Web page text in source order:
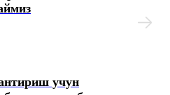
учун